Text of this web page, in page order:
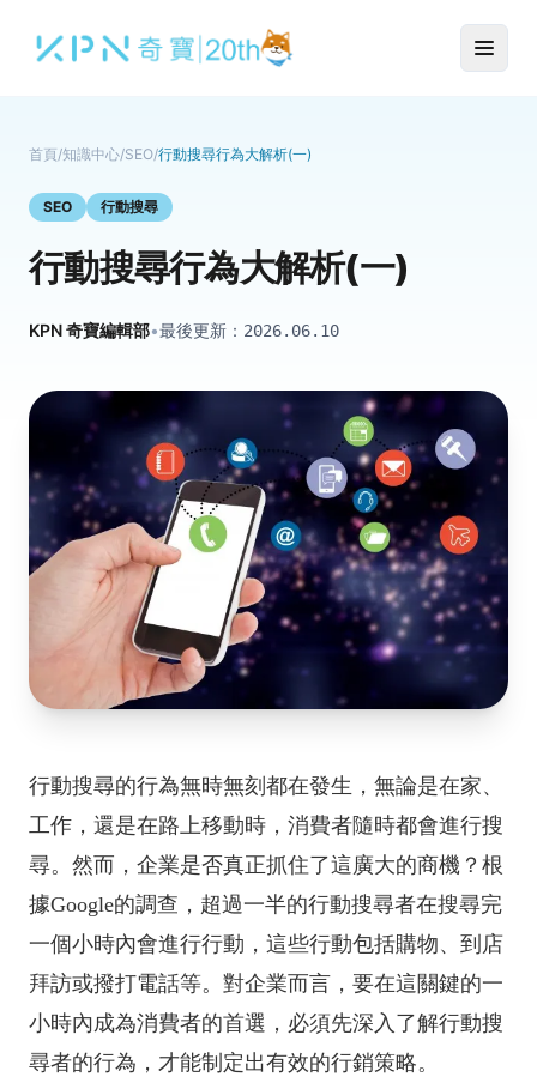
首頁/知識中心/SEO/行動搜尋行為大解析(一)
SEO 行動搜尋
行動搜尋行為大解析(一)
KPN 奇寶編輯部•最後更新： 2026.06.10
行動搜尋的行為無時無刻都在發生，無論是在家、
工作，還是在路上移動時，消費者隨時都會進行搜
尋。然而，企業是否真正抓住了這廣大的商機？根
據Google的調查，超過一半的行動搜尋者在搜尋完
一個小時內會進行行動，這些行動包括購物、到店
拜訪或撥打電話等。對企業而言，要在這關鍵的一
小時內成為消費者的首選，必須先深入了解行動搜
尋者的行為，才能制定出有效的行銷策略。